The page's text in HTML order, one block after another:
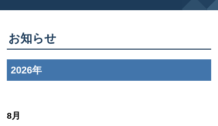
お知らせ
2026年
8月